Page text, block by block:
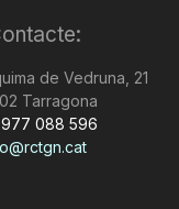
de Vedruna, 21
Tarragona
977 088 596